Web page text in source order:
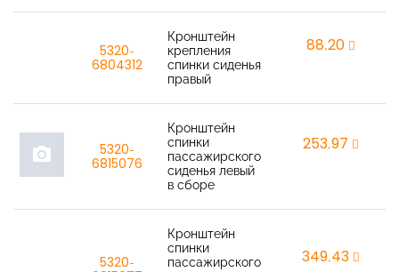
5320-
6804312
Кронштейн
крепления
спинки сиденья
правый
88,20
photo_camera
5320-
6815076
Кронштейн
спинки
пассажирского
сиденья левый
в сборе
253,97
5320-
Кронштейн
спинки
пассажирского
349,43